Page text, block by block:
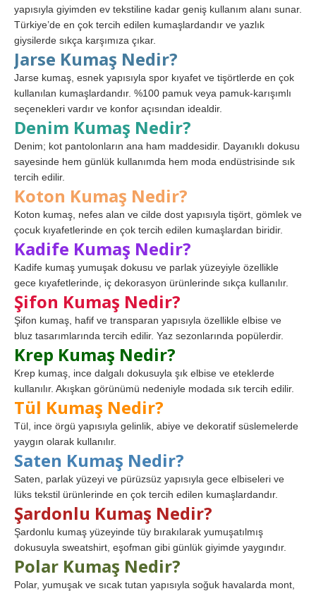
yapısıyla giyimden ev tekstiline kadar geniş kullanım alanı sunar.
Türkiye’de en çok tercih edilen kumaşlardandır ve yazlık
giysilerde sıkça karşımıza çıkar.
Jarse Kumaş Nedir?
Jarse kumaş, esnek yapısıyla spor kıyafet ve tişörtlerde en çok
kullanılan kumaşlardandır. %100 pamuk veya pamuk-karışımlı
seçenekleri vardır ve konfor açısından idealdir.
Denim Kumaş Nedir?
Denim; kot pantolonların ana ham maddesidir. Dayanıklı dokusu
sayesinde hem günlük kullanımda hem moda endüstrisinde sık
tercih edilir.
Koton Kumaş Nedir?
Koton kumaş, nefes alan ve cilde dost yapısıyla tişört, gömlek ve
çocuk kıyafetlerinde en çok tercih edilen kumaşlardan biridir.
Kadife Kumaş Nedir?
Kadife kumaş yumuşak dokusu ve parlak yüzeyiyle özellikle
gece kıyafetlerinde, iç dekorasyon ürünlerinde sıkça kullanılır.
Şifon Kumaş Nedir?
Şifon kumaş, hafif ve transparan yapısıyla özellikle elbise ve
bluz tasarımlarında tercih edilir. Yaz sezonlarında popülerdir.
Krep Kumaş Nedir?
Krep kumaş, ince dalgalı dokusuyla şık elbise ve eteklerde
kullanılır. Akışkan görünümü nedeniyle modada sık tercih edilir.
Tül Kumaş Nedir?
Tül, ince örgü yapısıyla gelinlik, abiye ve dekoratif süslemelerde
yaygın olarak kullanılır.
Saten Kumaş Nedir?
Saten, parlak yüzeyi ve pürüzsüz yapısıyla gece elbiseleri ve
lüks tekstil ürünlerinde en çok tercih edilen kumaşlardandır.
Şardonlu Kumaş Nedir?
Şardonlu kumaş yüzeyinde tüy bırakılarak yumuşatılmış
dokusuyla sweatshirt, eşofman gibi günlük giyimde yaygındır.
Polar Kumaş Nedir?
Polar, yumuşak ve sıcak tutan yapısıyla soğuk havalarda mont,